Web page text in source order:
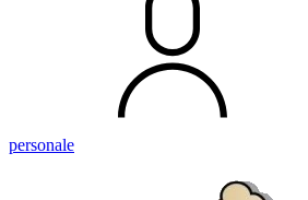
personale